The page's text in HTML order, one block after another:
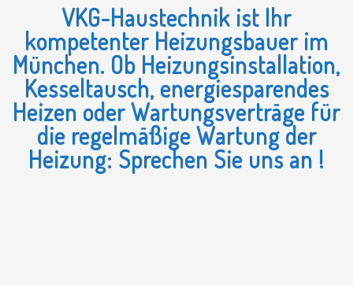
VKG-Haustechnik ist Ihr
kompetenter Heizungsbauer im
München. Ob Heizungs­instal­lation,
Kessel­tausch, energie­spa­rendes
Heizen oder War­tungs­ver­träge für
die regel­mäßige War­tung der
Heizung: Sprechen Sie uns an !